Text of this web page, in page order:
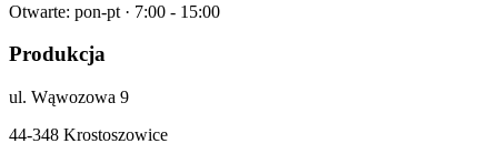
Otwarte: pon-pt · 7:00 - 15:00
Produkcja
ul. Wąwozowa 9
44-348 Krostoszowice